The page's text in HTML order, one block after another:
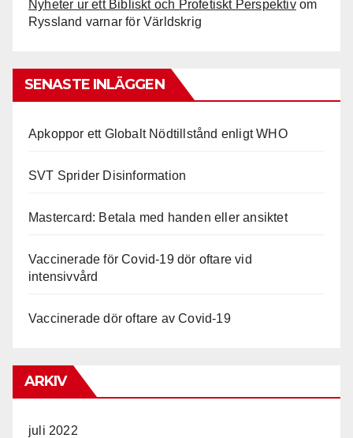
Nyheter ur ett Bibliskt och Profetiskt Perspektivom
Ryssland varnar för Världskrig
SENASTE INLÄGGEN
Apkoppor ett Globalt Nödtillstånd enligt WHO
SVT Sprider Disinformation
Mastercard: Betala med handen eller ansiktet
Vaccinerade för Covid-19 dör oftare vid
intensivvård
Vaccinerade dör oftare av Covid-19
ARKIV
juli 2022